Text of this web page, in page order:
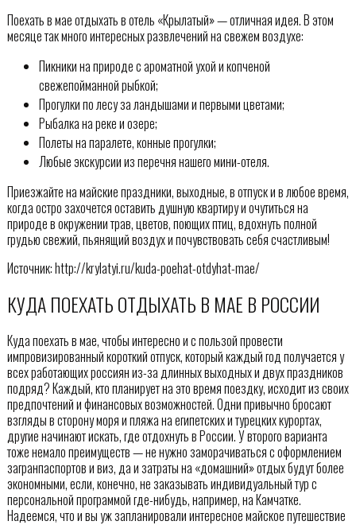
Поехать в мае отдыхать в отель «Крылатый» — отличная идея. В этом
месяце так много интересных развлечений на свежем воздухе:
Пикники на природе с ароматной ухой и копченой
свежепойманной рыбкой;
Прогулки по лесу за ландышами и первыми цветами;
Рыбалка на реке и озере;
Полеты на паралете, конные прогулки;
Любые экскурсии из перечня нашего мини-отеля.
Приезжайте на майские праздники, выходные, в отпуск и в любое время,
когда остро захочется оставить душную квартиру и очутиться на
природе в окружении трав, цветов, поющих птиц, вдохнуть полной
грудью свежий, пьянящий воздух и почувствовать себя счастливым!
Источник: http://krylatyi.ru/kuda-poehat-otdyhat-mae/
КУДА ПОЕХАТЬ ОТДЫХАТЬ В МАЕ В РОССИИ
Куда поехать в мае, чтобы интересно и с пользой провести
импровизированный короткий отпуск, который каждый год получается у
всех работающих россиян из-за длинных выходных и двух праздников
подряд? Каждый, кто планирует на это время поездку, исходит из своих
предпочтений и финансовых возможностей. Одни привычно бросают
взгляды в сторону моря и пляжа на египетских и турецких курортах,
другие начинают искать, где отдохнуть в России. У второго варианта
тоже немало преимуществ — не нужно заморачиваться с оформлением
загранпаспортов и виз, да и затраты на «домашний» отдых будут более
экономными, если, конечно, не заказывать индивидуальный тур с
персональной программой где-нибудь, например, на Камчатке.
Надеемся, что и вы уж запланировали интересное майское путешествие